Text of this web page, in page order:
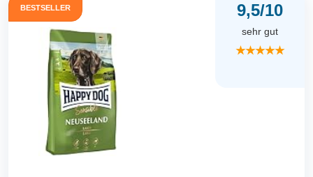
BESTSELLER 9,5/10
sehr gut
★★★★★